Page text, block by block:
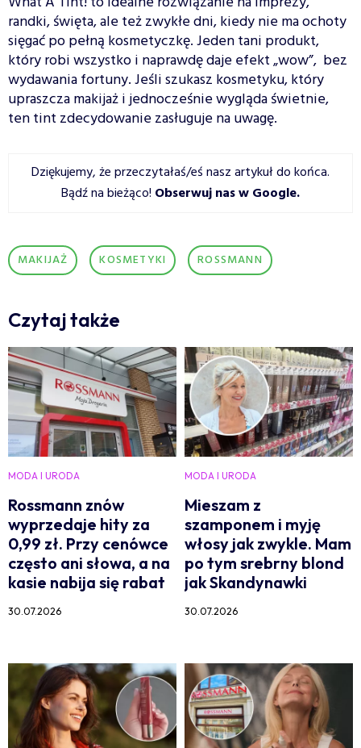
randki, święta, ale też zwykłe dni, kiedy nie ma ochoty
sięgać po pełną kosmetyczkę. Jeden tani produkt,
który robi wszystko i naprawdę daje efekt „wow”, bez
wydawania fortuny. Jeśli szukasz kosmetyku, który
upraszcza makijaż i jednocześnie wygląda świetnie,
ten tint zdecydowanie zasługuje na uwagę.
Dziękujemy, że przeczytałaś/eś nasz artykuł do końca.
Bądź na bieżąco! Obserwuj nas w Google.
MAKIJAŻ KOSMETYKI ROSSMANN
Czytaj także
MODA I URODA
Rossmann znów
wyprzedaje hity za
0,99 zł. Przy cenówce
często ani słowa, a na
kasie nabija się rabat
30.07.2026
MODA I URODA
Mieszam z
szamponem i myję
włosy jak zwykle. Mam
po tym srebrny blond
jak Skandynawki
30.07.2026